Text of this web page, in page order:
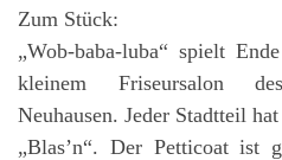
Zum Stück:
„Wob-baba-luba“ spielt
kleinem Friseursalon
Neuhausen. Jeder Stadtteil
„Blas’n“. Der Petticoat ist